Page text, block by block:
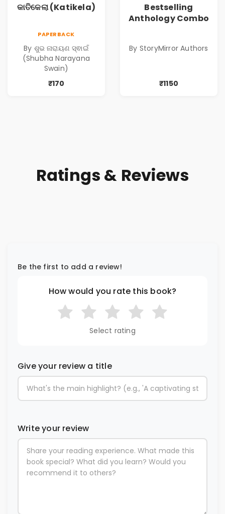
କାତିକେଲା (Katikela)
PAPERBACK
By ଶୁଭ ନାରାୟଣ ସ୍ଵାଇଁ
(Shubha Narayana
Swain)
₹170
Bestselling
Anthology Combo
By StoryMirror Authors
₹1150
Ratings & Reviews
Be the first to add a review!
How would you rate this book?
Select rating
Give your review a title
Write your review